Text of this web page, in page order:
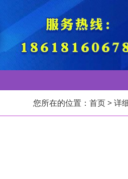
您所在的位置： 首页> 详